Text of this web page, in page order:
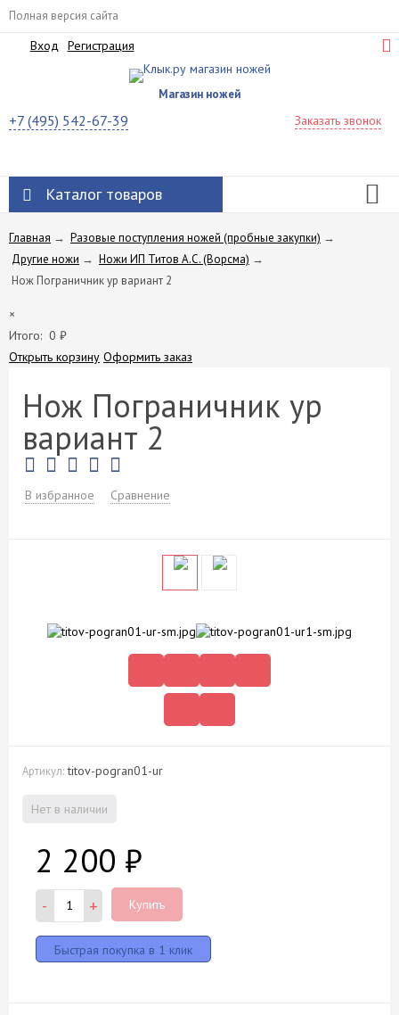
Полная версия сайта
Вход Регистрация
Магазин ножей
+7 (495) 542-67-39 Заказать звонок
Каталог товаров
Главная → Разовые поступления ножей (пробные закупки) →
Другие ножи → Ножи ИП Титов A.C. (Ворсма) →
Нож Пограничник ур вариант 2
×
Итого: 0 ₽
Открыть корзину Оформить заказ
Нож Пограничник ур
вариант 2
В избранное Сравнение
Артикул: titov-pogran01-ur
Нет в наличии
2 200 ₽
- + Купить